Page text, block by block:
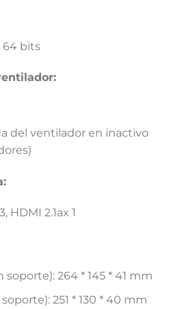
64 bits
del ventilador en inactivo
HDMI 2.1ax 1
264 * 145 * 41 mm
251 * 130 * 40 mm